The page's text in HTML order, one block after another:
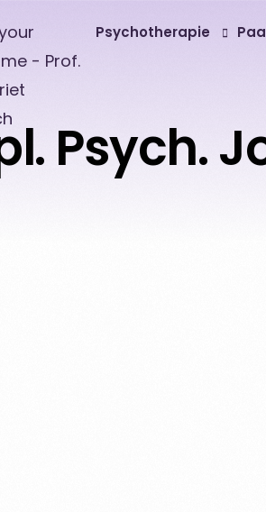
Psychotherapie
Angststörung
Burnout
Psych.